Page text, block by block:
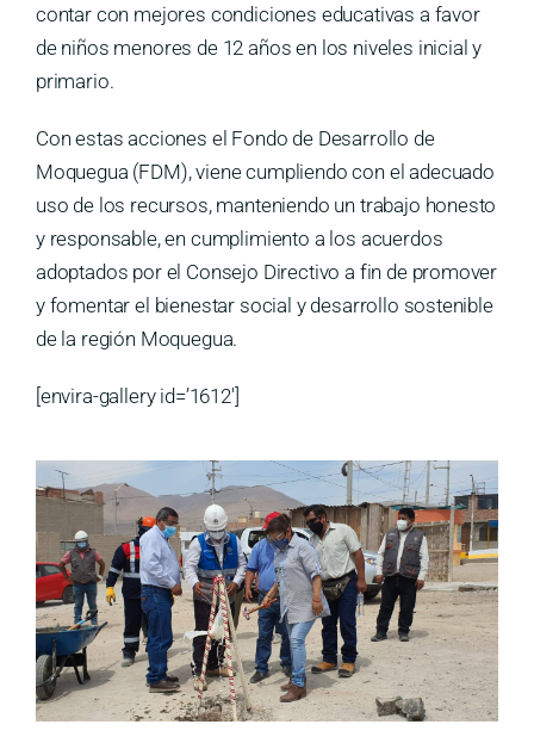
contar con mejores condiciones educativas a favor
de niños menores de 12 años en los niveles inicial y
primario.
Con estas acciones el Fondo de Desarrollo de
Moquegua (FDM), viene cumpliendo con el adecuado
uso de los recursos, manteniendo un trabajo honesto
y responsable, en cumplimiento a los acuerdos
adoptados por el Consejo Directivo a fin de promover
y fomentar el bienestar social y desarrollo sostenible
de la región Moquegua.
[envira-gallery id=’1612′]